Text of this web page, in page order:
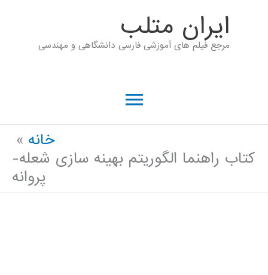
ايران متلب
مرجع فیلم های آموزشی فارسی دانشگاهی و مهندسی
فهرست
خانه
کتاب راهنما الگوریتم بهینه سازی شعله-
پروانه